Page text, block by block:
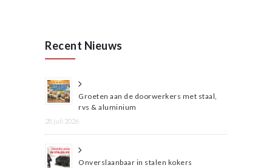
Recent Nieuws
Groeten aan de doorwerkers met staal,
rvs & aluminium
28 juli 2026
Onverslaanbaar in stalen kokers